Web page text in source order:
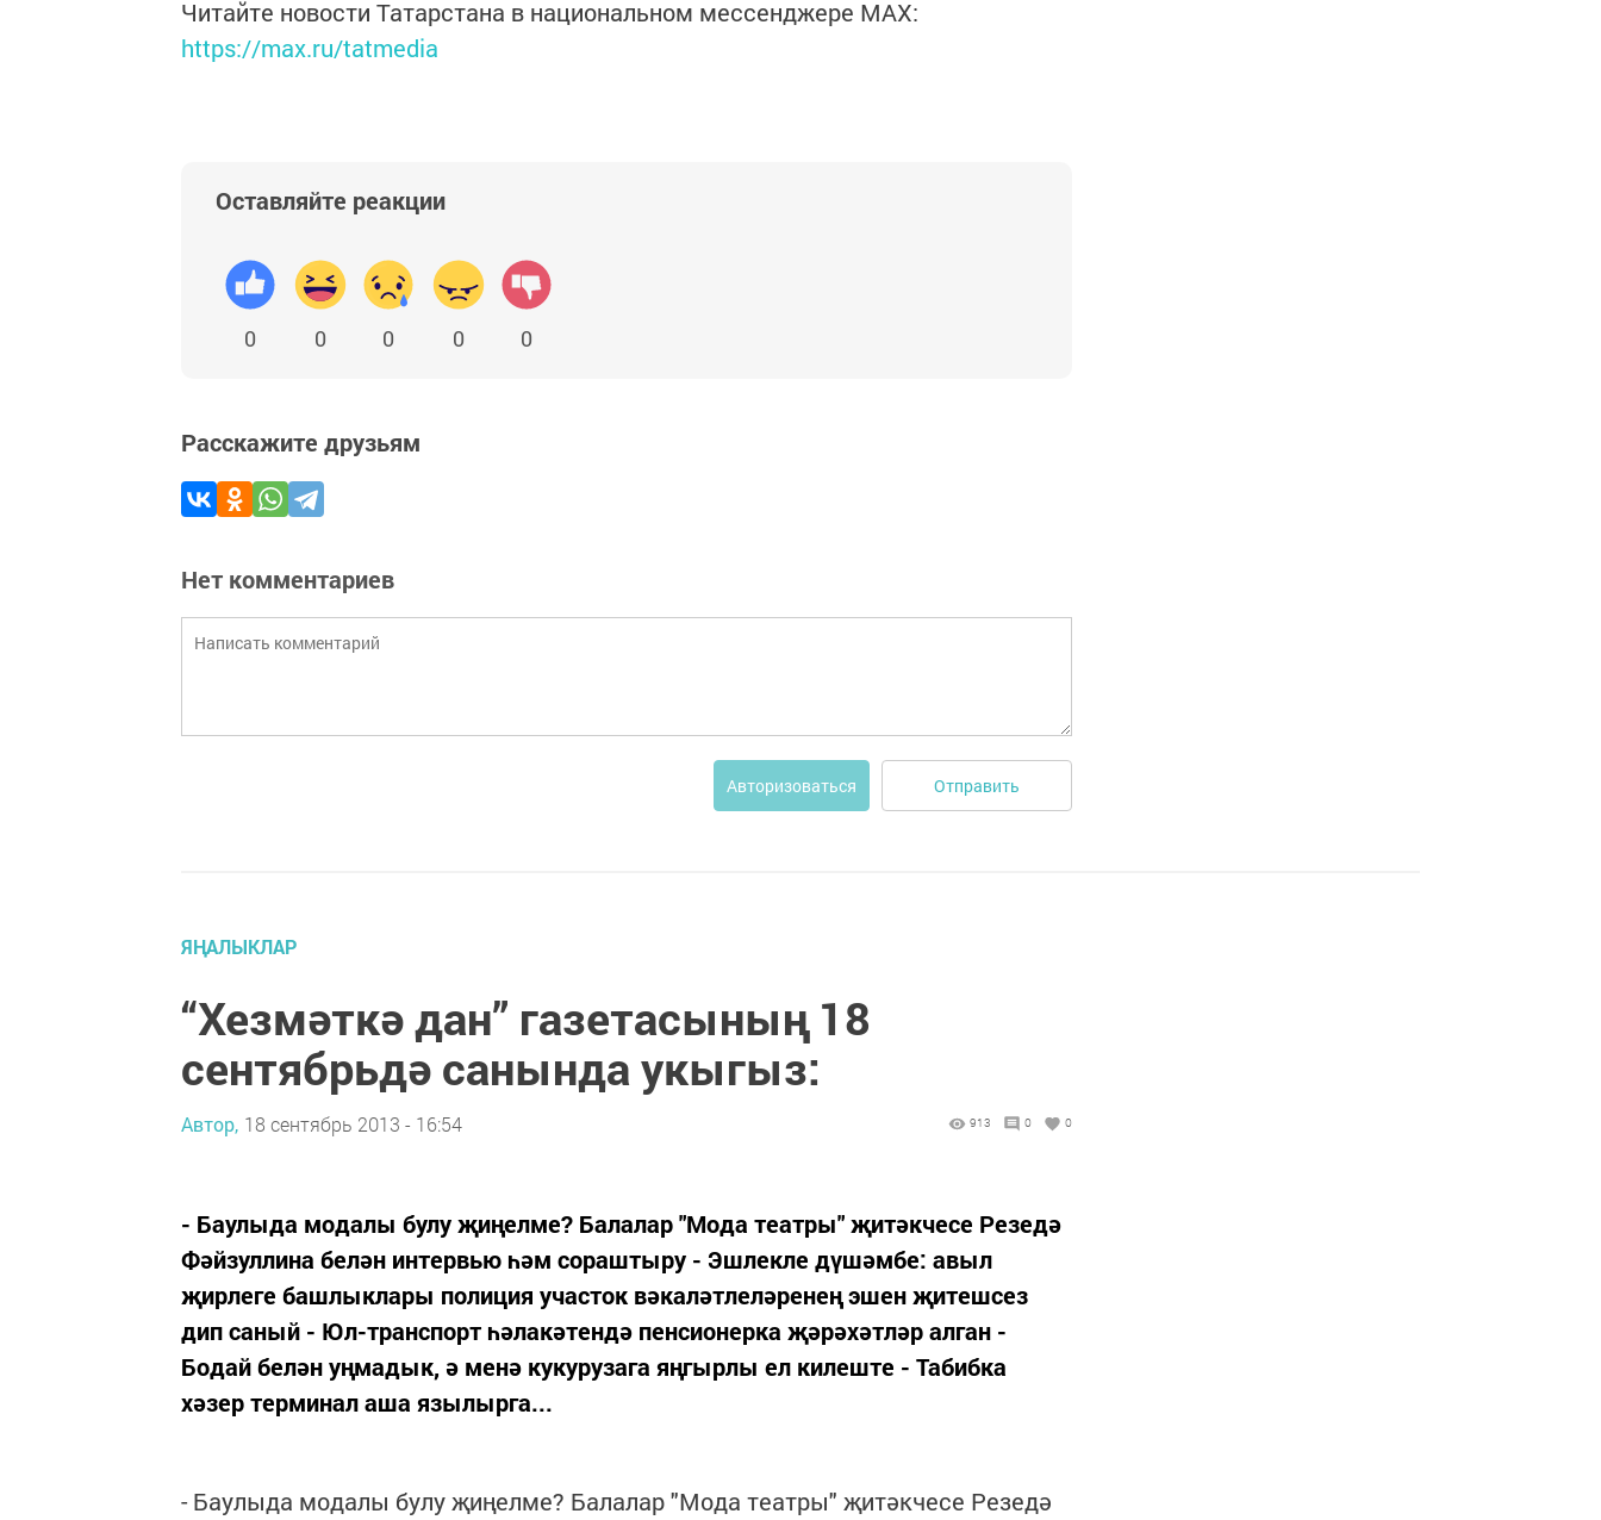
Читайте новости Татарстана в национальном мессенджере MАХ:
https://max.ru/tatmedia
Оставляйте реакции
0 0 0 0 0
Расскажите друзьям
Нет комментариев
Авторизоваться Отправить
ЯҢАЛЫКЛАР
“Хезмәткә дан” газетасының 18
сентябрьдә санында укыгыз:
Автор, 18 сентябрь 2013 - 16:54 913 0 0
- Баулыда модалы булу җиңелме? Балалар "Мода театры" җитәкчесе Резедә
Фәйзуллина белән интервью һәм сораштыру - Эшлекле дүшәмбе: авыл
җирлеге башлыклары полиция участок вәкаләтлеләренең эшен җитешсез
дип саный - Юл-транспорт һәлакәтендә пенсионерка җәрәхәтләр алган -
Бодай белән уңмадык, ә менә кукурузага яңгырлы ел килеште - Табибка
хәзер терминал аша язылырга...
- Баулыда модалы булу җиңелме? Балалар "Мода театры" җитәкчесе Резедә